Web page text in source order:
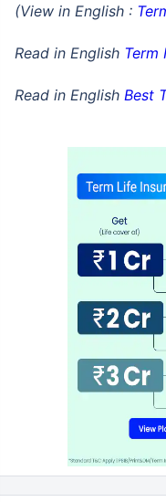
(View in English :
Read in English Term
Read in English Best